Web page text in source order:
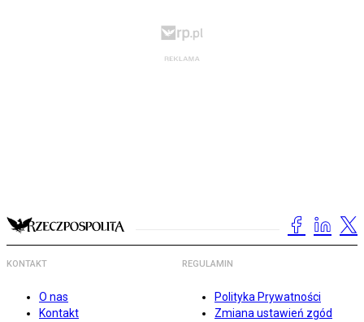
KONTAKT
O nas
Kontakt
REGULAMIN
Polityka Prywatności
Zmiana ustawień zgód